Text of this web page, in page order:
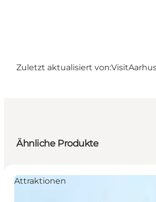
Zuletzt aktualisiert von:
Ähnliche Produkte
Attraktionen